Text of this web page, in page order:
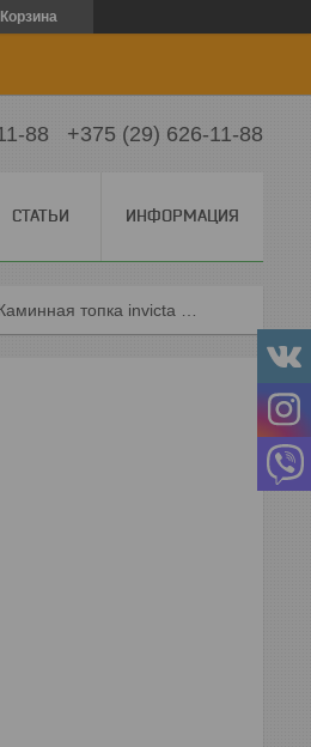
Корзина
88 +375 (29) 626-11-88
СТАТЬИ ИНФОРМАЦИЯ